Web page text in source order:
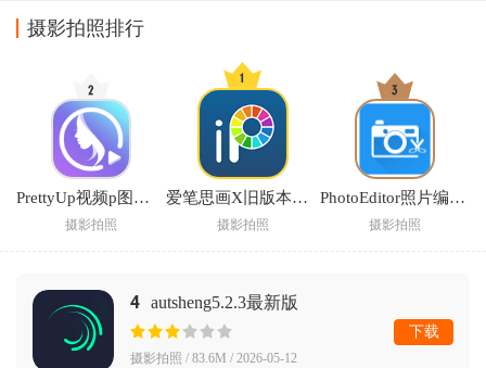
摄影拍照排行
PrettyUp视频p图最新版下载
摄影拍照
爱笔思画X旧版本无广告
摄影拍照
PhotoEditor照片编辑器下载
摄影拍照
4 autsheng5.2.3最新版
摄影拍照 / 83.6M / 2026-05-12
下载